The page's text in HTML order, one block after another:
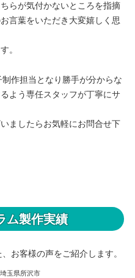
らが気付かないところを指摘
言葉をいただき大変嬉しく思
。
作担当となり勝手が分からな
よう専任スタッフが丁寧にサ
ましたらお気軽にお問合せ下
ム製作実績
お客様の声をご紹介します。
埼玉県所沢市